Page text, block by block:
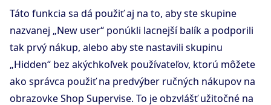
Táto funkcia sa dá použiť aj na to, aby ste skupine
nazvanej „New user“ ponúkli lacnejší balík a podporili
tak prvý nákup, alebo aby ste nastavili skupinu
„Hidden“ bez akýchkoľvek používateľov, ktorú môžete
ako správca použiť na predvýber ručných nákupov na
obrazovke Shop Supervise. To je obzvlášť užitočné na